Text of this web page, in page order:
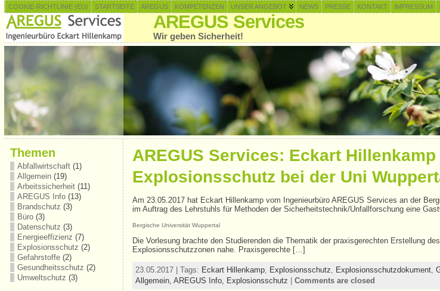
COOKIE-RICHTLINIE (EU) STARTSEITE AREGUS KOMPETENZEN UNSER ANGEBOT NEWS PRESSE KONTAKT IMPRESSUM
AREGUS Services
Wir geben Sicherheit!
Themen
Abfallwirtschaft(1)
Allgemein(19)
Arbeitssicherheit(11)
AREGUS Info(13)
Brandschutz (3)
Büro(3)
Datenschutz (3)
Energieeffizienz (7)
Explosionsschutz (2)
Gefahrstoffe(2)
Gesundheitsschutz (2)
Umweltschutz (3)
AREGUS Services: Eckart
Explosionsschutz bei der Uni
Am 23.05.2017 hat Eckart Hillenkamp vom Ingenieurbüro AREGUS Services an der
im Auftrag des Lehrstuhls für Methoden der Sicherheitstechnik/Unfallforschung eine
Bergische Universität Wuppertal
Die Vorlesung brachte den Studierenden die Thematik der praxisgerechten Erstellung
Explosionsschutzzonen nahe. Praxisgerechte […]
23.05.2017 | Tags: Eckart Hillenkamp, Explosionsschutz, Explosionsschutzdokument,
Allgemein, AREGUS Info, Explosionsschutz Comments are closed